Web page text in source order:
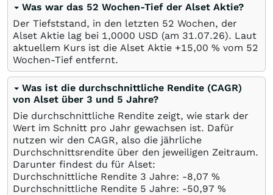
Was war das 52 Wochen-Tief der Alset Aktie?
Der Tiefststand, in den letzten 52 Wochen, der
Alset Aktie lag bei 1,0000 USD (am 31.07.26). Laut
aktuellem Kurs ist die Alset Aktie +15,00 % vom 52
Wochen-Tief entfernt.
Was ist die durchschnittliche Rendite (CAGR)
von Alset über 3 und 5 Jahre?
Die durchschnittliche Rendite zeigt, wie stark der
Wert im Schnitt pro Jahr gewachsen ist. Dafür
nutzen wir den CAGR, also die jährliche
Durchschnittsrendite über den jeweiligen Zeitraum.
Darunter findest du für Alset:
Durchschnittliche Rendite 3 Jahre: -8,07 %
Durchschnittliche Rendite 5 Jahre: -50,97 %